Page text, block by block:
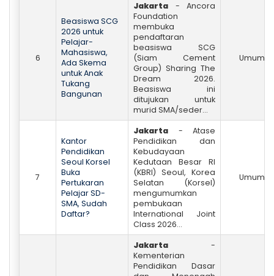
6
Beasiswa SCG
2026 untuk
Pelajar-
Mahasiswa,
Ada Skema
untuk Anak
Tukang
Bangunan
Jakarta - Ancora
Foundation
membuka
pendaftaran
beasiswa SCG
(Siam Cement
Group) Sharing The
Dream 2026.
Beasiswa ini
ditujukan untuk
murid SMA/seder...
Umum
7
Kantor
Pendidikan
Seoul Korsel
Buka
Pertukaran
Pelajar SD-
SMA, Sudah
Daftar?
Jakarta - Atase
Pendidikan dan
Kebudayaan
Kedutaan Besar RI
(KBRI) Seoul, Korea
Selatan (Korsel)
mengumumkan
pembukaan
International Joint
Class 2026...
Umum
Jakarta -
Kementerian
Pendidikan Dasar